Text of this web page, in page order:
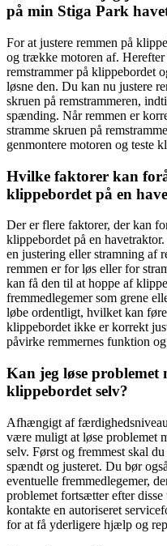
på min Stiga Park
For at justere remmen på
og trække motoren af.
remstrammer på klippebordet
løsne den. Du kan nu justere
skruen på remstrammeren,
spænding. Når remmen er
stramme skruen på
genmontere motoren og teste
Hvilke faktorer kan
klippebordet på en
Der er flere faktorer, der kan
klippebordet på en
en justering eller stramning af
remmen er for løs eller for
kan få den til at hoppe af
fremmedlegemer som grene
løbe ordentligt, hvilket kan
klippebordet ikke er korrekt
påvirke remmernes funktion
Kan jeg løse problemet
klippebordet selv?
Afhængigt af
være muligt at løse problemet
selv. Først og fremmest skal
spændt og justeret. Du bør
eventuelle fremmedlegemer,
problemet fortsætter efter
kontakte en autoriseret
for at få yderligere hjælp og